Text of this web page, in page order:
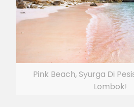
Pink Beach, Syurga Di
Lombok!